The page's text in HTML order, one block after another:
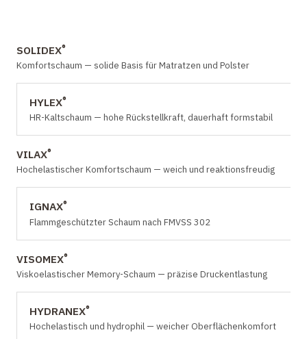
SOLIDEX®
Komfortschaum — solide Basis für Matratzen und Polster
HYLEX®
HR-Kaltschaum — hohe Rückstellkraft, dauerhaft formstabil
VILAX®
Hochelastischer Komfortschaum — weich und reaktionsfreudig
IGNAX®
Flammgeschützter Schaum nach FMVSS 302
VISOMEX®
Viskoelastischer Memory-Schaum — präzise Druckentlastung
HYDRANEX®
Hochelastisch und hydrophil — weicher Oberflächenkomfort